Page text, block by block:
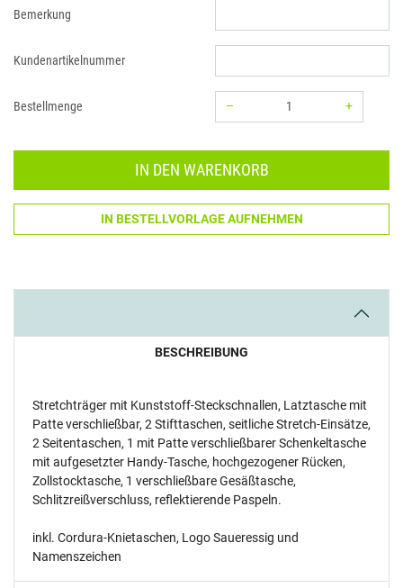
Bemerkung
Kundenartikelnummer
Bestellmenge –
+
IN DEN WARENKORB
IN BESTELLVORLAGE AUFNEHMEN
BESCHREIBUNG
Stretchträger mit Kunststoff-Steckschnallen, Latztasche mit
Patte verschließbar, 2 Stifttaschen, seitliche Stretch-Einsätze,
2 Seitentaschen, 1 mit Patte verschließbarer Schenkeltasche
mit aufgesetzter Handy-Tasche, hochgezogener Rücken,
Zollstocktasche, 1 verschließbare Gesäßtasche,
Schlitzreißverschluss, reflektierende Paspeln.
inkl. Cordura-Knietaschen, Logo Saueressig und
Namenszeichen